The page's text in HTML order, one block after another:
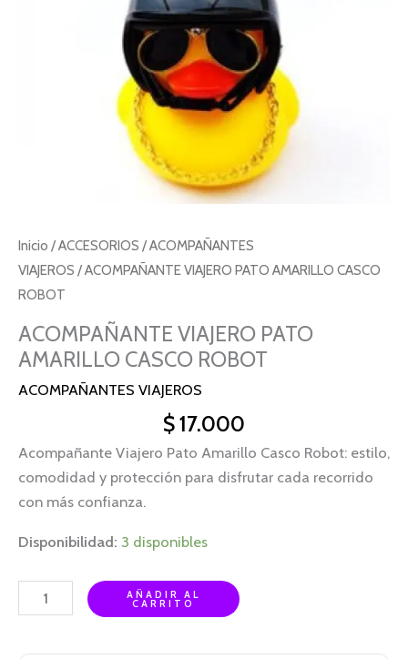
Inicio /ACCESORIOS /ACOMPAÑANTES
VIAJEROS / ACOMPAÑANTE VIAJERO PATO AMARILLO CASCO
ROBOT
ACOMPAÑANTE VIAJERO PATO
AMARILLO CASCO ROBOT
ACOMPAÑANTES VIAJEROS
$17.000
Acompañante Viajero Pato Amarillo Casco Robot: estilo,
comodidad y protección para disfrutar cada recorrido
con más confianza.
Disponibilidad: 3 disponibles
AÑADIR AL
CARRITO